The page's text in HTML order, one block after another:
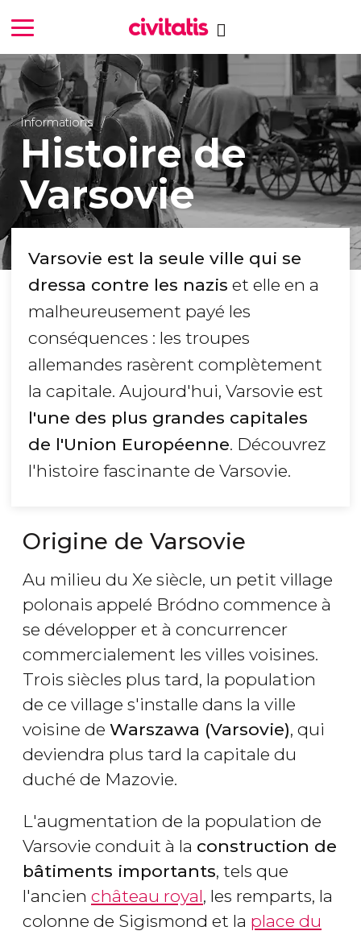
Informations
Histoire de
Varsovie
Varsovie est la seule ville qui se
dressa contre les nazis et elle en a
malheureusement payé les
conséquences : les troupes
allemandes rasèrent complètement
la capitale. Aujourd'hui, Varsovie est
l'une des plus grandes capitales
de l'Union Européenne. Découvrez
l'histoire fascinante de Varsovie.
Origine de Varsovie
Au milieu du Xe siècle, un petit village
polonais appelé Bródno commence à
se développer et à concurrencer
commercialement les villes voisines.
Trois siècles plus tard, la population
de ce village s'installe dans la ville
voisine de Warszawa (Varsovie), qui
deviendra plus tard la capitale du
duché de Mazovie.
L'augmentation de la population de
Varsovie conduit à la construction de
bâtiments importants, tels que
l'ancien château royal, les remparts, la
colonne de Sigismond et la place du